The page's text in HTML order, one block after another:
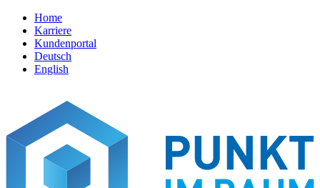
Home
Karriere
Kundenportal
Deutsch
English